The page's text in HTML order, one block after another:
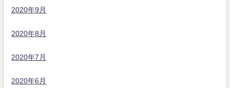
2020年9月
2020年8月
2020年7月
2020年6月